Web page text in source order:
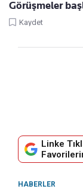
Görüşmeler
Kaydet
Linke
HABERLER